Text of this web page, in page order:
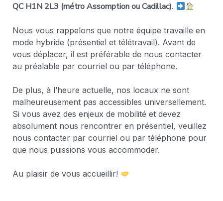
QC H1N 2L3 (métro Assomption ou Cadillac).
Nous vous rappelons que notre équipe travaille en
mode hybride (présentiel et télétravail). Avant de
vous déplacer, il est préférable de nous contacter
au préalable par courriel ou par téléphone.
De plus, à l’heure actuelle, nos locaux ne sont
malheureusement pas accessibles universellement.
Si vous avez des enjeux de mobilité et devez
absolument nous rencontrer en présentiel, veuillez
nous contacter par courriel ou par téléphone pour
que nous puissions vous accommoder.
Au plaisir de vous accueillir!